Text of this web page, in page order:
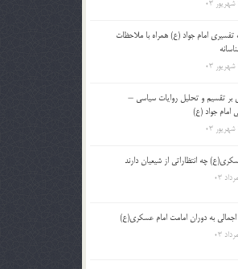
تفسیری امام جواد (ع) همراه با ملاحظات
بر تقسیم و تحلیل روایات سیاسی –
امام جواد (ع)
چه انتظاراتی از شیعیان دارند
به دوران امامت امام عسکری(ع)